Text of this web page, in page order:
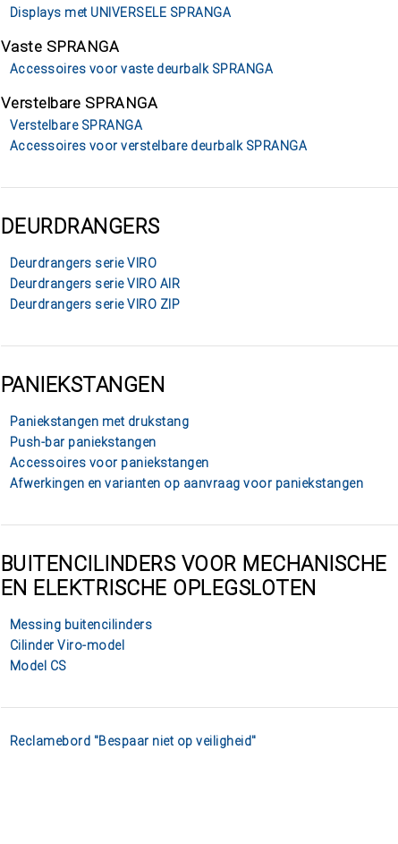
Displays met UNIVERSELE SPRANGA
Vaste SPRANGA
Accessoires voor vaste deurbalk SPRANGA
Verstelbare SPRANGA
Verstelbare SPRANGA
Accessoires voor verstelbare deurbalk SPRANGA
DEURDRANGERS
Deurdrangers serie VIRO
Deurdrangers serie VIRO AIR
Deurdrangers serie VIRO ZIP
PANIEKSTANGEN
Paniekstangen met drukstang
Push-bar paniekstangen
Accessoires voor paniekstangen
Afwerkingen en varianten op aanvraag voor paniekstangen
BUITENCILINDERS VOOR MECHANISCHE
EN ELEKTRISCHE OPLEGSLOTEN
Messing buitencilinders
Cilinder Viro-model
Model CS
Reclamebord "Bespaar niet op veiligheid"